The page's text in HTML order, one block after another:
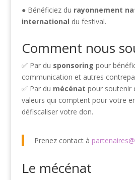
● Bénéficiez du rayonnement
international du festival.
Comment nous
✅ Par du sponsoring pour
communication et autres
✅ Par du mécénat pour soutenir
valeurs qui comptent pour votre
défiscaliser votre don.
Prenez contact à
Le mécénat